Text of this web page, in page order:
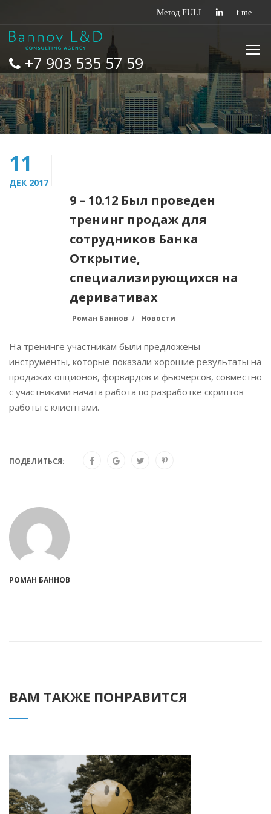
+7 903 535 57 59
11
ДЕК 2017
9 – 10.12 Был проведен
тренинг продаж для
сотрудников Банка
Открытие,
специализирующихся на
деривативах
Роман Баннов Новости
На тренинге участникам были предложены
инструменты, которые показали хорошие результаты на
продажах опционов, форвардов и фьючерсов, совместно
с участниками начата работа по разработке скриптов
работы с клиентами.
ПОДЕЛИТЬСЯ:
РОМАН БАННОВ
ВАМ ТАКЖЕ ПОНРАВИТСЯ